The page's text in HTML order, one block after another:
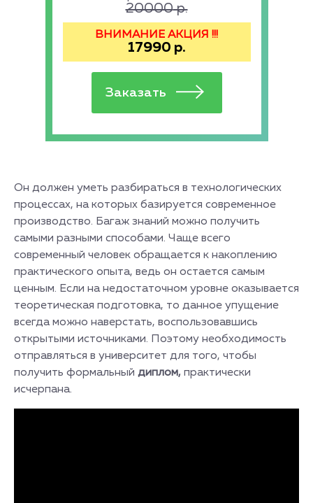
20000р.
ВНИМАНИЕ АКЦИЯ !!!
17990 р.
Он должен уметь разбираться в технологических
процессах, на которых базируется современное
производство. Багаж знаний можно получить
самыми разными способами. Чаще всего
современный человек обращается к накоплению
практического опыта, ведь он остается самым
ценным. Если на недостаточном уровне оказывается
теоретическая подготовка, то данное упущение
всегда можно наверстать, воспользовавшись
открытыми источниками. Поэтому необходимость
отправляться в университет для того, чтобы
получить формальный диплом, практически
исчерпана.